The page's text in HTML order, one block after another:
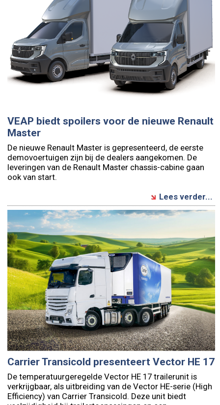
VEAP biedt spoilers voor de nieuwe Renault
Master
De nieuwe Renault Master is gepresenteerd, de eerste
demovoertuigen zijn bij de dealers aangekomen. De
leveringen van de Renault Master chassis-cabine gaan
ook van start.
Lees verder...
Carrier Transicold presenteert Vector HE 17
De temperatuurgeregelde Vector HE 17 trailerunit is
verkrijgbaar, als uitbreiding van de Vector HE-serie (High
Efficiency) van Carrier Transicold. Deze unit biedt